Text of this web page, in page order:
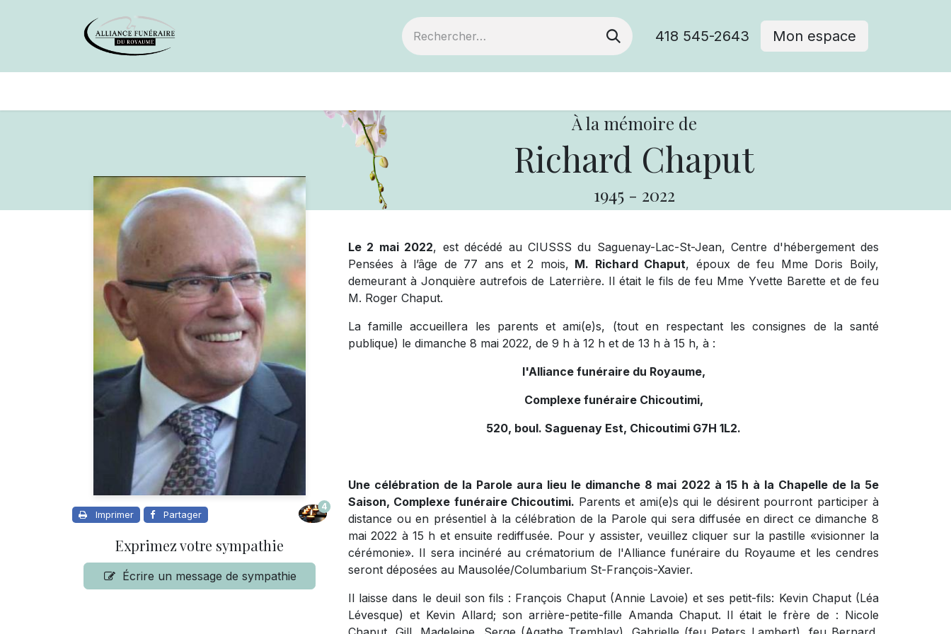
418 545-2643 Mon espace
À la mémoire de
Richard Chaput
1945 - 2022
Imprimer Partager
4
Exprimez votre sympathie
Écrire un message de sympathie
Le 2 mai 2022, est décédé au CIUSSS du Saguenay-Lac-St-Jean, Centre d'hébergement des
Pensées à l’âge de 77 ans et 2 mois, M. Richard Chaput, époux de feu Mme Doris Boily,
demeurant à Jonquière autrefois de Laterrière. Il était le fils de feu Mme Yvette Barette et de feu
M. Roger Chaput.
La famille accueillera les parents et ami(e)s, (tout en respectant les consignes de la santé
publique) le dimanche 8 mai 2022, de 9 h à 12 h et de 13 h à 15 h, à :
l'Alliance funéraire du Royaume,
Complexe funéraire Chicoutimi,
520, boul. Saguenay Est, Chicoutimi G7H 1L2.
Une célébration de la Parole aura lieu le dimanche 8 mai 2022 à 15 h à la Chapelle de la 5e
Saison, Complexe funéraire Chicoutimi. Parents et ami(e)s qui le désirent pourront participer à
distance ou en présentiel à la célébration de la Parole qui sera diffusée en direct ce dimanche 8
mai 2022 à 15 h et ensuite rediffusée. Pour y assister, veuillez cliquer sur la pastille «visionner la
cérémonie». Il sera incinéré au crématorium de l'Alliance funéraire du Royaume et les cendres
seront déposées au Mausolée/Columbarium St-François-Xavier.
Il laisse dans le deuil son fils : François Chaput (Annie Lavoie) et ses petit-fils: Kevin Chaput (Léa
Lévesque) et Kevin Allard; son arrière-petite-fille Amanda Chaput. Il était le frère de : Nicole